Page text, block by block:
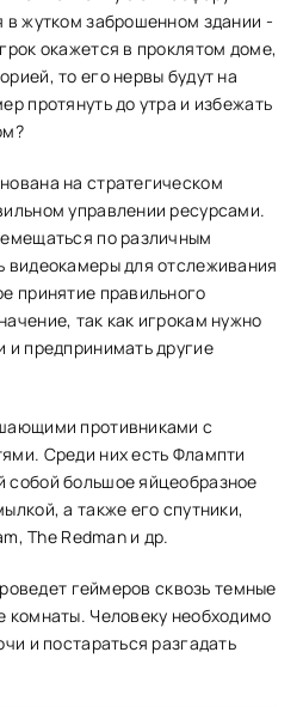
в жутком заброшенном здании -
окажется в проклятом доме,
то его нервы будут на
протянуть до утра и избежать
на стратегическом
управлении ресурсами.
по различным
видеокамеры для отслеживания
принятие правильного
так как игрокам нужно
и предпринимать другие
противниками с
Среди них есть Флампти
большое яйцеобразное
а также его спутники,
The Redman и др.
геймеров сквозь темные
комнаты. Человеку необходимо
и постараться разгадать